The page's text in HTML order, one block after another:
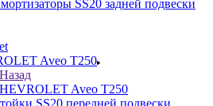
SS20 задней подвески
Aveo T250
Назад
Aveo T250
SS20 передней подвески